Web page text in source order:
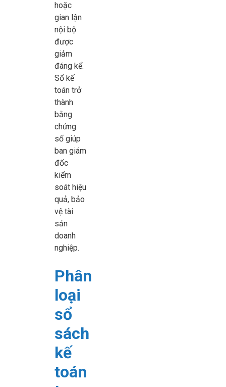
hoặc
gian lận
nội bộ
được
giảm
đáng kể.
Sổ kế
toán trở
thành
bằng
chứng
số giúp
ban giám
đốc
kiểm
soát hiệu
quả, bảo
vệ tài
sản
doanh
nghiệp.
Phân
loại
sổ
sách
kế
toán